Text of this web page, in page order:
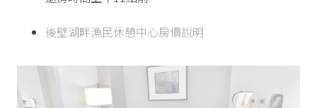
後壁湖畔漁民休憩中心房價說明